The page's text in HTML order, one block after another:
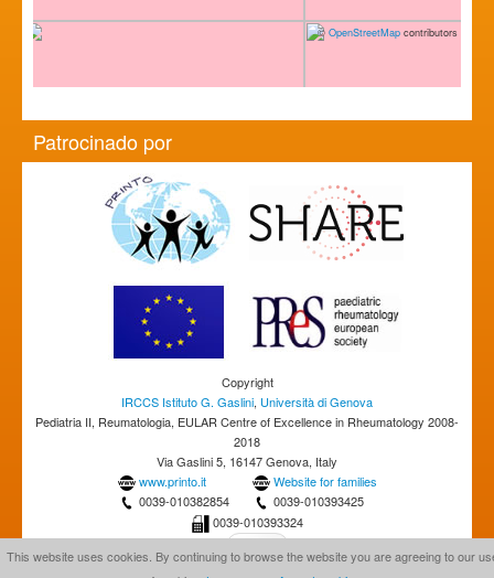
© OpenStreetMap contributors
Patrocinado por
Copyright
IRCCS Istituto G. Gaslini, Università di Genova
Pediatria II, Reumatologia, EULAR Centre of Excellence in Rheumatology 2008-
2018
Via Gaslini 5, 16147 Genova, Italy
www.printo.it
Website for families
0039-010382854
0039-010393425
0039-010393324
This website uses cookies. By continuing to browse the website you are agreeing to our